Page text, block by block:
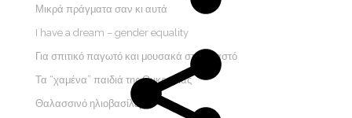
Μικρά πράγματα σαν κι αυτά
I have a dream – gender equality
Για σπιτικό παγωτό και μουσακά στον Καστό
Τα “χαμένα” παιδιά της Ουκρανίας
Θαλασσινό ηλιοβασίλεμα